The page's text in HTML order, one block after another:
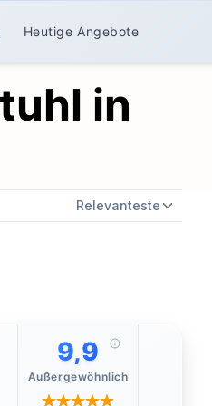
Heutige Angebote
in
Relevanteste
9,9
Außergewöhnlich